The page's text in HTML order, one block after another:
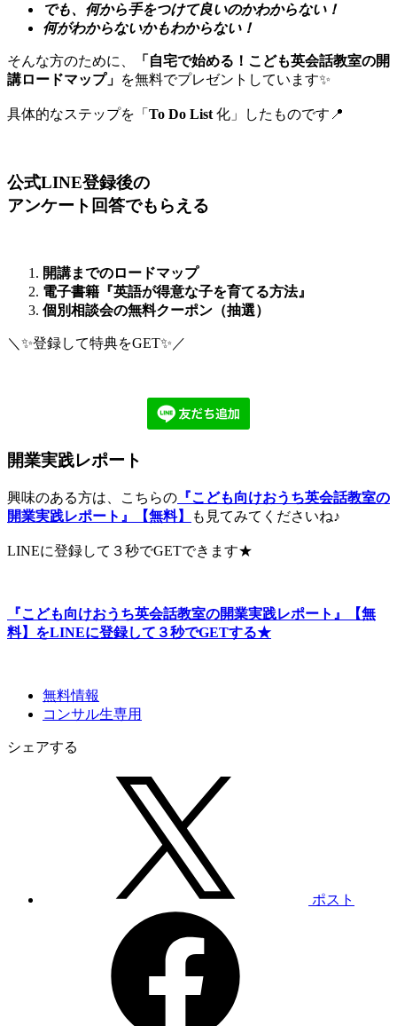
でも、何から手をつけて良いのかわからない！
何がわからないかもわからない！
そんな方のために、
「自宅で始める！こども英会話教室の開
講ロードマップ」 を無料でプレゼントしています✨
具体的なステップを「 To Do List 化」したものです📍
公式LINE登録後の
アンケート回答でもらえる
開講までのロードマップ
電子書籍『英語が得意な子を育てる方法』
個別相談会の無料クーポン（抽選）
＼✨登録して特典をGET✨／
開業実践レポート
興味のある方は、こちらの 『こども向けおうち英会話教室の
開業実践レポート』【無料】
も見てみてくださいね♪
LINEに登録して３秒でGETできます★
『こども向けおうち英会話教室の開業実践レポート』【無
料】をLINEに登録して３秒でGETする★
無料情報
コンサル生専用
シェアする
ポスト